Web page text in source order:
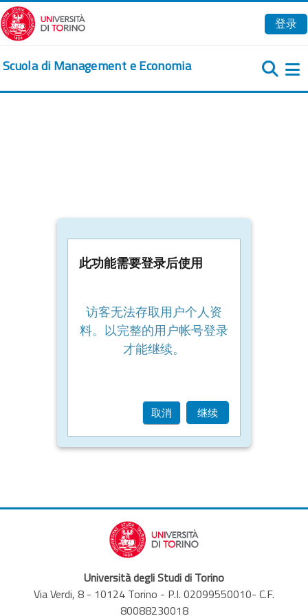
跳到主要内容
登录
Scuola di Management e Economia
此功能需要登录后使用
访客无法存取用户个人资
料。以完整的用户帐号登录
才能继续。
取消 继续
Università degli Studi di Torino
Via Verdi, 8 - 10124 Torino - P.I. 02099550010- C.F.
80088230018